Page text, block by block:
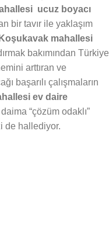
ucuz boyacı
bir tavır ile yaklaşım
mahallesi
bakımından Türkiye
arttıran ve
başarılı çalışmaların
ev daire
“çözüm odaklı”
de hallediyor.